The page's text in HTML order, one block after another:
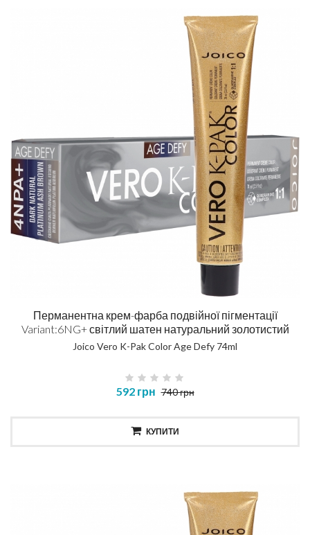
Перманентна крем-фарба подвійної пігментації
Variant:6NG+ світлий шатен натуральний золотистий
Joico Vero K-Pak Color Age Defy 74ml
592 грн 740 грн
КУПИТИ